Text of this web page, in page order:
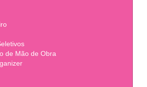
de Mão de Obra